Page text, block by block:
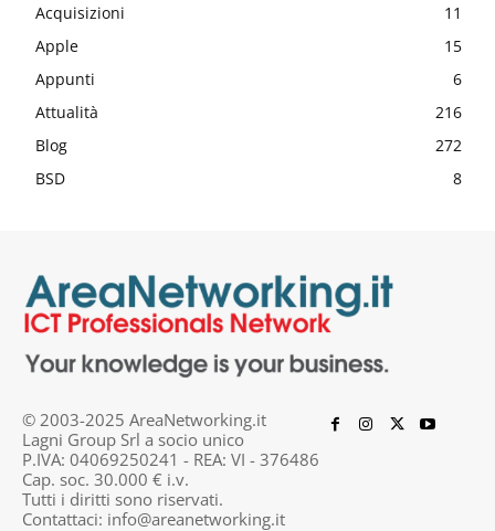
Acquisizioni
11
Apple
15
Appunti
6
Attualità
216
Blog
272
BSD
8
© 2003-2025 AreaNetworking.it
Lagni Group Srl a socio unico
P.IVA: 04069250241 - REA: VI - 376486
Cap. soc. 30.000 € i.v.
Tutti i diritti sono riservati.
Contattaci: info@areanetworking.it